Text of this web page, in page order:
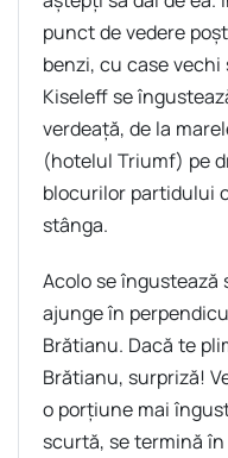
punct de vedere
benzi, cu case
Kiseleff se
verdeață, de la
(hotelul Triumf) pe
blocurilor partidului
stânga.
Acolo se îngustează
ajunge în
Brătianu. Dacă te
Brătianu, surpriză!
o porțiune mai
scurtă, se termină